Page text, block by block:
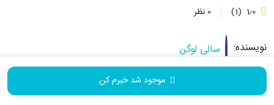
1٫0 (1) 0 نظر
نویسنده: سالی لوگن
نشر: جنگل جاودانه
موجود شد خبرم کن